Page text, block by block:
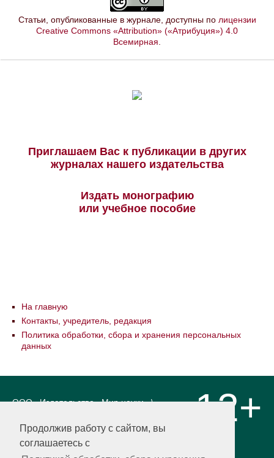
Продолжив работу с сайтом, вы
соглашаетесь с
Статьи, опубликованные в журнале, доступны по лицензии
Creative Commons «Attribution» («Атрибуция») 4.0
Всемирная
Приглашаем Вас к публикации в других
журналах нашего издательства
Издать монографию
или учебное пособие
На главную
Контакты, учредитель, редакция
Политика обработки, сбора и хранения персональных
данных
ООО «Издательство «Мир науки» \
LLC Материалы, размещенные на сайте,
охраняются Законом о защите авторских
прав. Публикация любых материалов
12+